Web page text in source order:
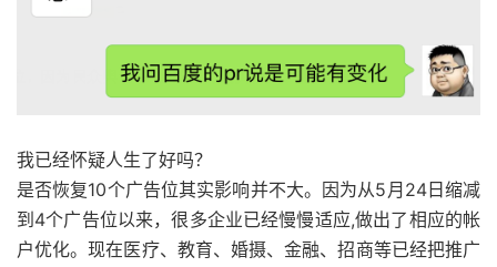
我已经怀疑人生了好吗？
是否恢复10个广告位其实影响并不大。因为从5月24日缩减
到4个广告位以来，很多企业已经慢慢适应,做出了相应的帐
户优化。现在医疗、教育、婚摄、金融、招商等已经把推广